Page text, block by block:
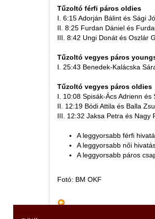
Tűzoltó férfi páros oldies
I. 6:15 Adorján Bálint és Sági
II. 8:25 Furdan Dániel és
III. 8:42 Ungi Donát és Oszlár
Tűzoltó vegyes páros
I. 25:43 Benedek-Kalácska
Tűzoltó vegyes páros oldies
I. 10:08 Spisák-Ács Adrienn
II. 12:19 Bódi Attila és Balla
III. 12:32 Jaksa Petra és Nagy
A leggyorsabb férfi
A leggyorsabb női
A leggyorsabb páros
Fotó: BM OKF